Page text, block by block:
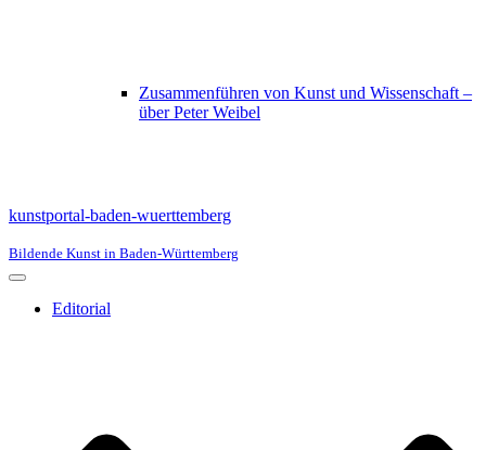
Zusammenführen von Kunst und Wissenschaft –
über Peter Weibel
kunstportal-baden-wuerttemberg
Bildende Kunst in Baden-Württemberg
Navigationsmenü
Editorial